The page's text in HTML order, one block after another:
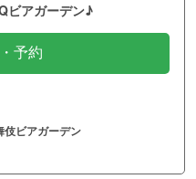
ビアガーデン♪
予約
ビアガーデン